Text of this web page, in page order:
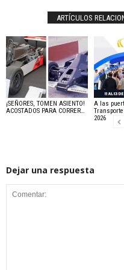
ARTÍCULOS
¡SEÑORES, TOMEN ASIENTO!
ACOSTADOS PARA CORRER…
A las
2026
Dejar una respuesta